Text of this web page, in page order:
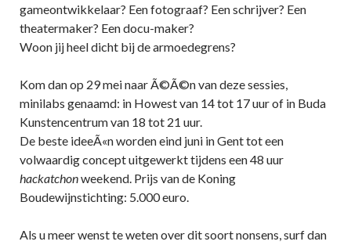
gameontwikkelaar? Een fotograaf? Een schrijver? Een
theatermaker? Een docu-maker?
Woon jij heel dicht bij de armoedegrens?
Kom dan op 29 mei naar Ã©Ã©n van deze sessies,
minilabs genaamd: in Howest van 14 tot 17 uur of in Buda
Kunstencentrum van 18 tot 21 uur.
De beste ideeÃ«n worden eind juni in Gent tot een
volwaardig concept uitgewerkt tijdens een 48 uur
hackatchonweekend. Prijs van de Koning
Boudewijnstichting: 5.000 euro.
Als u meer wenst te weten over dit soort nonsens, surf dan